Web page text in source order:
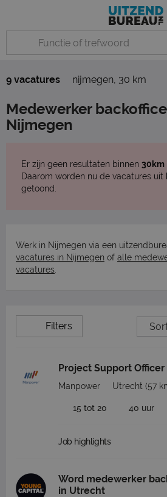
9 vacatures nijmegen, 30 km
Medewerker
Nijmegen
Er zijn geen resultaten binnen 30km
Daarom worden nu de vacatures uit
getoond.
Werk in Nijmegen via een
vacatures in Nijmegen of alle
vacatures
Filters
Project Support
Manpower Utrecht (57
15 tot 20 40 uur
Job highlights
Word medewerker
in Utrecht